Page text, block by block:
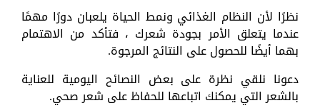
نظرًا لأن النظام الغذائي ونمط الحياة يلعبان دورًا مهمًا
عندما يتعلق الأمر بجودة شعرك ، فتأكد من الاهتمام
بهما أيضًا للحصول على النتائج المرجوة.
دعونا نلقي نظرة على بعض النصائح اليومية للعناية
بالشعر التي يمكنك اتباعها للحفاظ على شعر صحي.